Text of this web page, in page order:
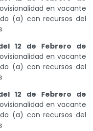
en vacante
(a) con recursos del
12 de Febrero de
en vacante
(a) con recursos del
12 de Febrero de
en vacante
(a) con recursos del